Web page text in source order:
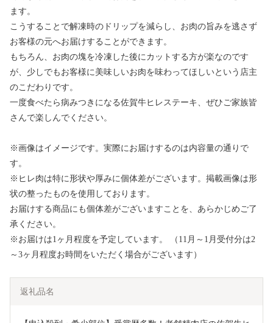
ます。
こうすることで解凍時のドリップを減らし、お肉の旨みを逃さず
お客様の元へお届けすることができます。
もちろん、お肉の塊を冷凍した後にカットする方が楽なのです
が、少しでもお客様に美味しいお肉を味わってほしいという店主
のこだわりです。
一度食べたら病みつきになる佐賀牛ヒレステーキ、ぜひご家族皆
さんで楽しんでください。
※画像はイメージです。実際にお届けするのは内容量の通りで
す。
※ヒレ肉は特に形状や厚みに個体差がございます。掲載画像は形
状の整ったものを使用しております。
お届けする商品にも個体差がございますことを、あらかじめご了
承ください。
※お届けは1ヶ月程度を予定しています。 （11月～1月受付分は2
～3ヶ月程度お時間をいただく場合がございます）
返礼品名